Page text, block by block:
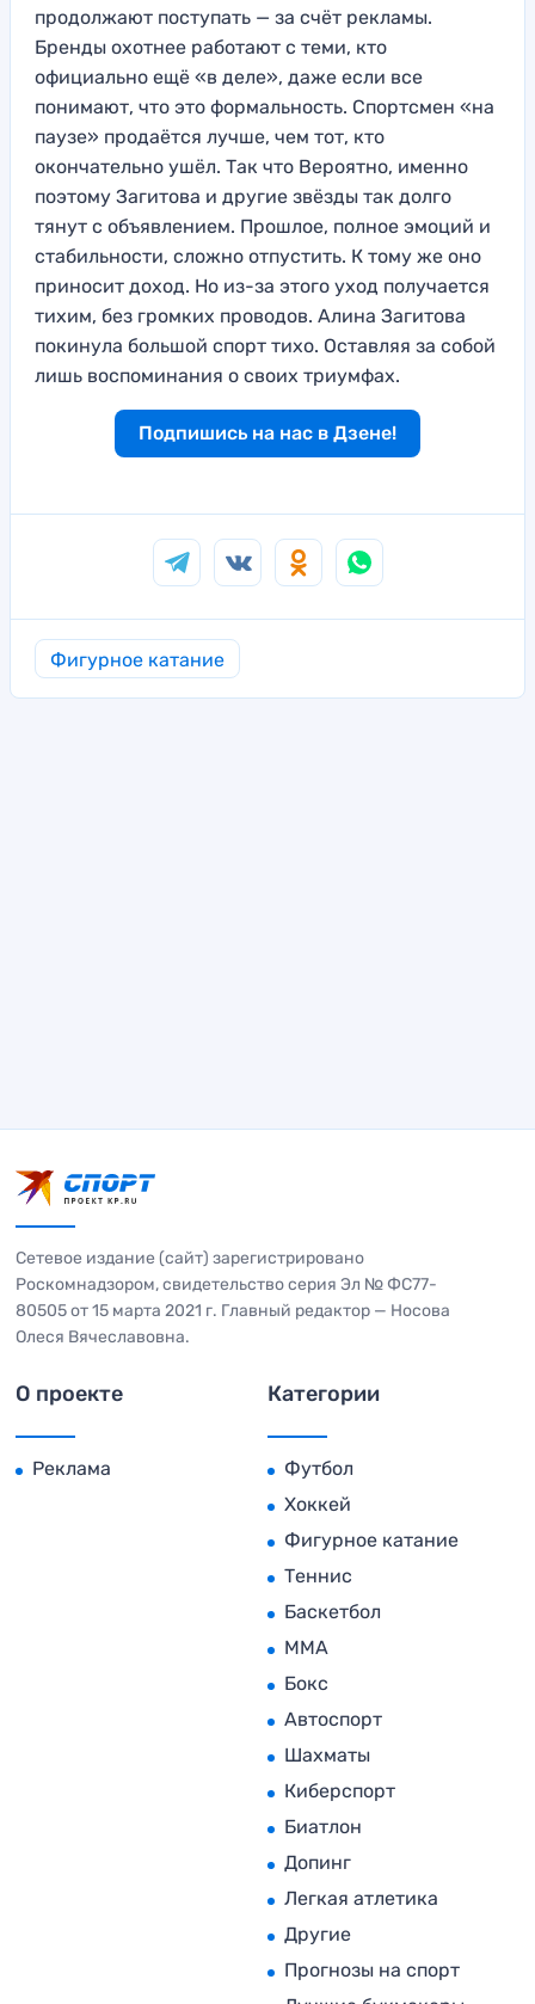
продолжают поступать — за счёт рекламы.
Бренды охотнее работают с теми, кто
официально ещё «в деле», даже если все
понимают, что это формальность. Спортсмен «на
паузе» продаётся лучше, чем тот, кто
окончательно ушёл. Так что Вероятно, именно
поэтому Загитова и другие звёзды так долго
тянут с объявлением. Прошлое, полное эмоций и
стабильности, сложно отпустить. К тому же оно
приносит доход. Но из-за этого уход получается
тихим, без громких проводов. Алина Загитова
покинула большой спорт тихо. Оставляя за собой
лишь воспоминания о своих триумфах.
Подпишись на нас в Дзене!
Фигурное катание
Сетевое издание (сайт) зарегистрировано
Роскомнадзором, свидетельство серия Эл № ФС77-
80505 от 15 марта 2021 г. Главный редактор — Носова
Олеся Вячеславовна.
О проекте
Реклама
Категории
Футбол
Хоккей
Фигурное катание
Теннис
Баскетбол
MMA
Бокс
Автоспорт
Шахматы
Киберспорт
Биатлон
Допинг
Легкая атлетика
Другие
Прогнозы на спорт